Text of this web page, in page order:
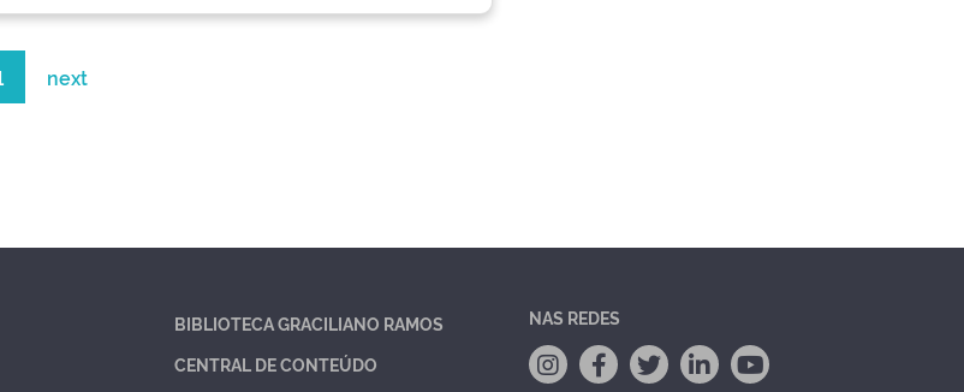
next
BIBLIOTECA GRACILIANO RAMOS
CENTRAL DE CONTEÚDO
NAS REDES